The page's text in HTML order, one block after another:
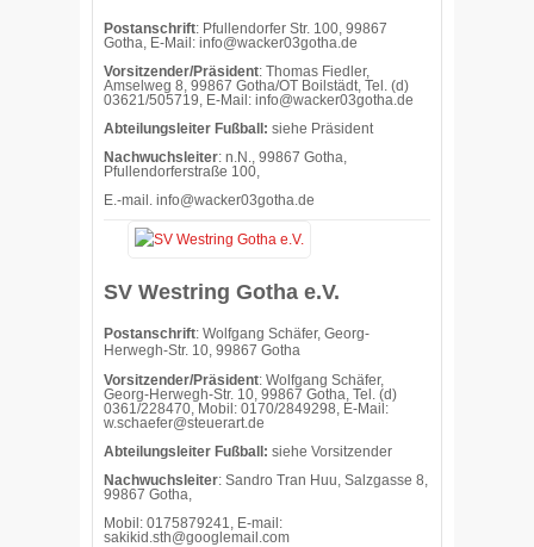
Postanschrift: Pfullendorfer Str. 100, 99867
Gotha, E-Mail: info@wacker03gotha.de
Vorsitzender/Präsident: Thomas Fiedler,
Amselweg 8, 99867 Gotha/OT Boilstädt, Tel. (d)
03621/505719, E-Mail: info@wacker03gotha.de
Abteilungsleiter Fußball: siehe Präsident
Nachwuchsleiter: n.N., 99867 Gotha,
Pfullendorferstraße 100,
E.-mail. info@wacker03gotha.de
SV Westring Gotha e.V.
Postanschrift: Wolfgang Schäfer, Georg-
Herwegh-Str. 10, 99867 Gotha
Vorsitzender/Präsident: Wolfgang Schäfer,
Georg-Herwegh-Str. 10, 99867 Gotha, Tel. (d)
0361/228470, Mobil: 0170/2849298, E-Mail:
w.schaefer@steuerart.de
Abteilungsleiter Fußball: siehe Vorsitzender
Nachwuchsleiter: Sandro Tran Huu, Salzgasse 8,
99867 Gotha,
Mobil: 0175879241, E-mail:
sakikid.sth@googlemail.com